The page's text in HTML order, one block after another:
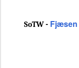
SoTW - Fjæsen